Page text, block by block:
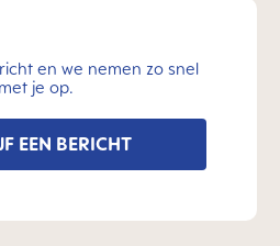
en we nemen zo snel
je op.
EEN BERICHT